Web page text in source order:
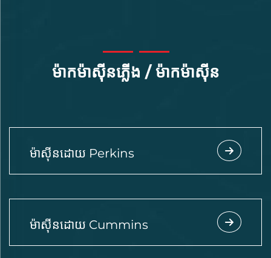
ម៉ាក​ម៉ាស៊ីន​ភ្លើង / ម៉ាក​ម៉ាស៊ីន
ម៉ាស៊ីនដោយ Perkins
ម៉ាស៊ីនដោយ Cummins